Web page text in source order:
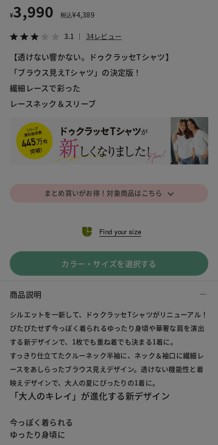
¥3,990 税込¥4,389
3.1 34レビュー
【透けない響かない。ドゥクラッセTシャツ】
「ブラウス見えTシャツ」の決定版！
繊細レースで彩った
レースネック＆スリーブ
まとめ買いがお得！対象商品はこちら ⌵
Find your size
カラー・サイズを選択する
商品説明
シルエットを一新して、ドゥクラッセTシャツがリニューアル！
ぴたぴたせず今っぽく着られるゆったり身頃や華奢な肩を演出
する新デザインで、1枚でも重ね着でも決まる1着に。
すっきり仕立てたクルーネック半袖に、ネック＆袖口に繊細レ
ースをあしらったブラウス見えデザイン。透けない機能性と着
映えデザインで、大人の夏にぴったりの1着に。
「大人のキレイ」が進化する新デザイン
今っぽく着られる
ゆったり身頃に
レースネック＆スリーブ／半袖・ドゥクラッセTシャ
¥3,990
税込¥4,389
LINE